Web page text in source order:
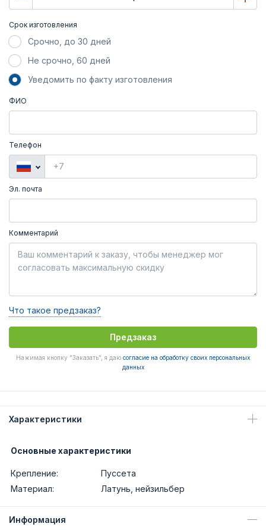
Срок изготовления
Срочно, до 30 дней
Не срочно, 60 дней
Уведомить по факту изготовления
ФИО
Телефон
Эл. почта
Комментарий
Что такое предзаказ?
Предзаказ
Нажимая кнопку "Заказать", я даю согласие на обработку своих персональных
данных
Характеристики
Основные характеристики
Крепление:
Пуссета
Материал:
Латунь, нейзильбер
Информация